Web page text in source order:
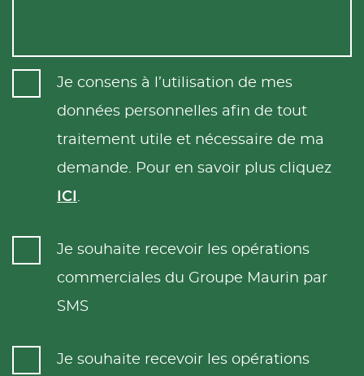
Je consens à l’utilisation de mes
données personnelles afin de tout
traitement utile et nécessaire de ma
demande. Pour en savoir plus cliquez
ICI .
Je souhaite recevoir les opérations
commerciales du Groupe Maurin par
SMS
Je souhaite recevoir les opérations